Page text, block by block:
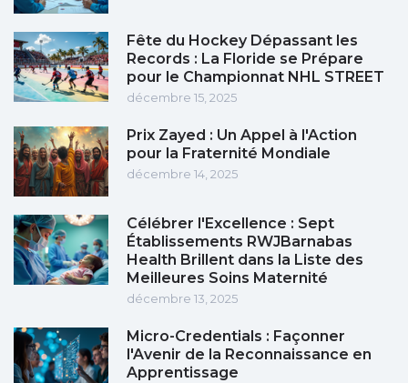
Fête du Hockey Dépassant les
Records : La Floride se Prépare
pour le Championnat NHL STREET
décembre 15, 2025
Prix Zayed : Un Appel à l'Action
pour la Fraternité Mondiale
décembre 14, 2025
Célébrer l'Excellence : Sept
Établissements RWJBarnabas
Health Brillent dans la Liste des
Meilleures Soins Maternité
décembre 13, 2025
Micro-Credentials : Façonner
l'Avenir de la Reconnaissance en
Apprentissage